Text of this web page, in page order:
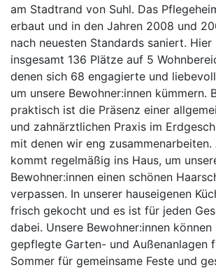
am Stadtrand von Suhl. Das
erbaut und in den Jahren 2008 und
nach neuesten Standards saniert.
insgesamt 136 Plätze auf 5
denen sich 68 engagierte und
um unsere Bewohner:innen kümmern.
praktisch ist die Präsenz einer
und zahnärztlichen Praxis im
mit denen wir eng zusammenarbeiten.
kommt regelmäßig ins Haus, um
Bewohner:innen einen schönen
verpassen. In unserer hauseigenen
frisch gekocht und es ist für jeden
dabei. Unsere Bewohner:innen
gepflegte Garten- und Außenanlagen
Sommer für gemeinsame Feste und